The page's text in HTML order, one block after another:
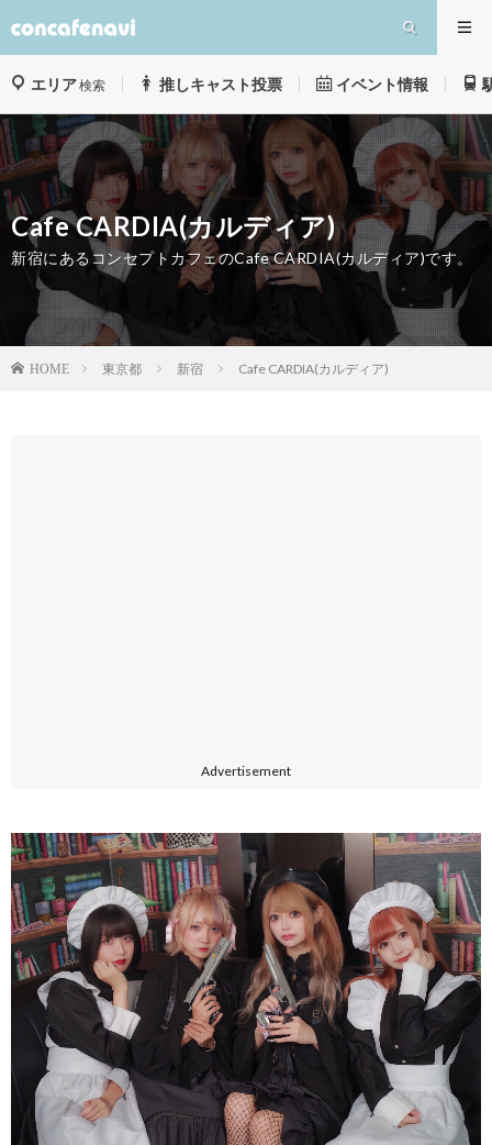
エリア検索 推しキャスト投票 イベント情報
Cafe CARDIA(カルディア)
新宿にあるコンセプトカフェのCafe CARDIA(カルディア)です。
HOME 東京都 新宿 Cafe CARDIA(カルディア)
Advertisement